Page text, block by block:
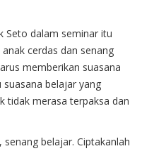
Seto dalam seminar itu
cerdas dan senang
memberikan suasana
belajar yang
tidak merasa terpaksa dan
senang belajar. Ciptakanlah